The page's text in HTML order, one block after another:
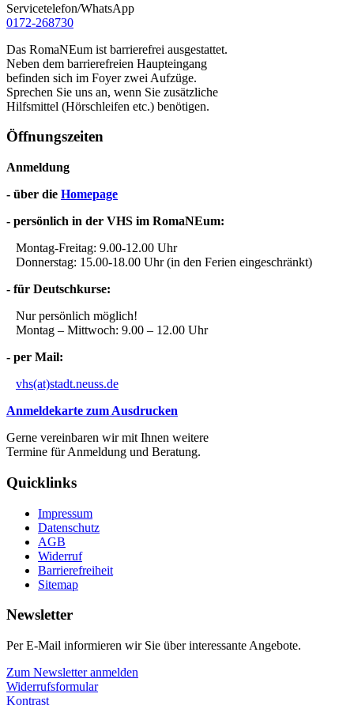
Servicetelefon/WhatsApp
0172-268730
Das RomaNEum ist barrierefrei ausgestattet.
Neben dem barrierefreien Haupteingang
befinden sich im Foyer zwei Aufzüge.
Sprechen Sie uns an, wenn Sie zusätzliche
Hilfsmittel (Hörschleifen etc.) benötigen.
Öffnungszeiten
Anmeldung
- über die Homepage
- persönlich in der VHS im RomaNEum:
Montag-Freitag: 9.00-12.00 Uhr
Donnerstag: 15.00-18.00 Uhr (in den Ferien eingeschränkt)
- für Deutschkurse:
Nur persönlich möglich!
Montag – Mittwoch: 9.00 – 12.00 Uhr
- per Mail:
vhs(at)stadt.neuss.de
Anmeldekarte zum Ausdrucken
Gerne vereinbaren wir mit Ihnen weitere
Termine für Anmeldung und Beratung.
Quicklinks
Impressum
Datenschutz
AGB
Widerruf
Barrierefreiheit
Sitemap
Newsletter
Per E-Mail informieren wir Sie über interessante Angebote.
Zum Newsletter anmelden
Widerrufsformular
Kontrast